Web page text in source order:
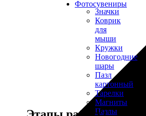
Фотоcувениры
Значки
Коврик
для
мыши
Кружки
Новогодние
шары
Пазл
картонный
Тарелки
Магниты
Пазлы